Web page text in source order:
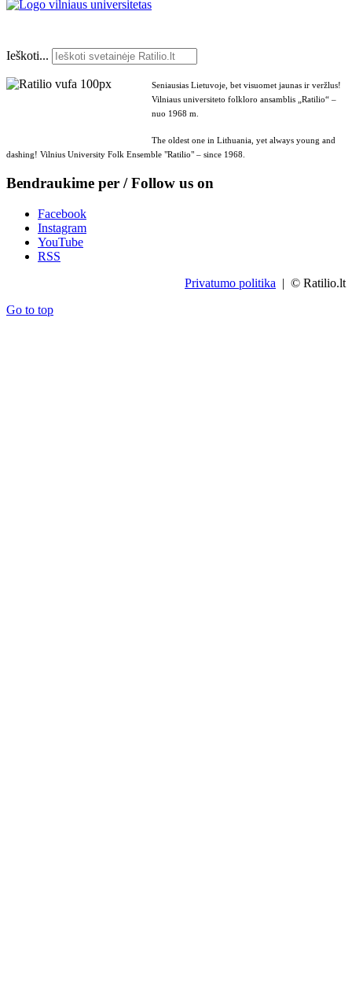
Ieškoti...
Seniausias Lietuvoje, bet visuomet jaunas ir veržlus!
Vilniaus universiteto folkloro ansamblis „Ratilio“ –
nuo 1968 m.
The oldest one in Lithuania, yet always young and
dashing! Vilnius University Folk Ensemble "Ratilio" – since 1968.
Bendraukime per / Follow us on
Facebook
Instagram
YouTube
RSS
Privatumo politika | © Ratilio.lt
Go to top